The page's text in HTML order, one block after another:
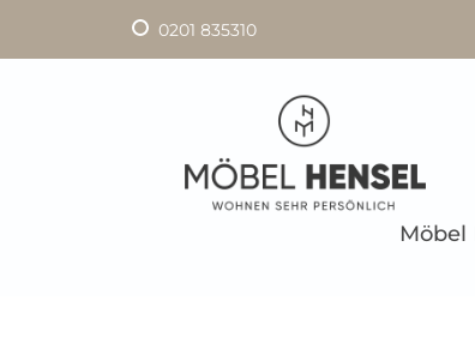
0201 835310
Möbel